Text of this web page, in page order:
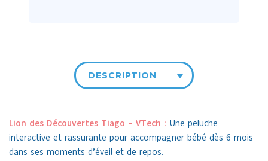
DESCRIPTION
Lion des Découvertes Tiago – VTech : Une peluche
interactive et rassurante pour accompagner bébé dès 6 mois
dans ses moments d’éveil et de repos.